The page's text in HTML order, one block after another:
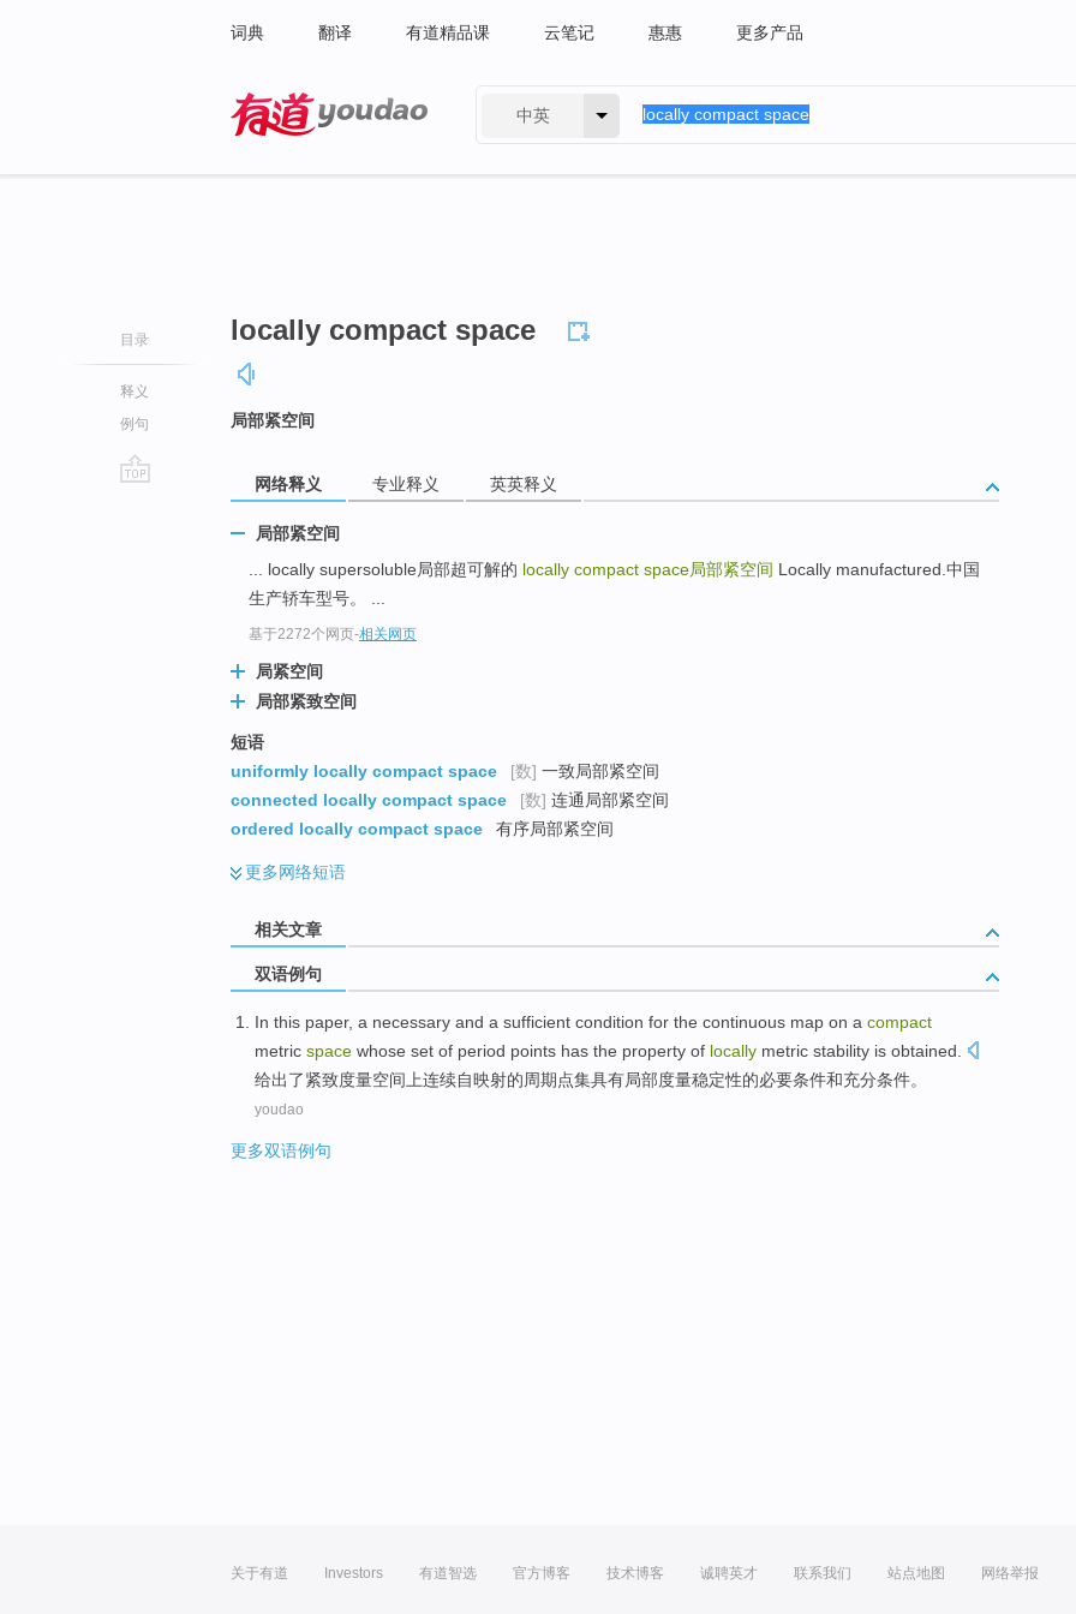
词典 翻译 有道精品课 云笔记 惠惠 更多产品
中英
目录
释义
例句
locally compact space
局部紧空间
网络释义 专业释义 英英释义
局部紧空间
... locally supersoluble局部超可解的 locally compact space局部紧空间 Locally manufactured.中国
生产轿车型号。 ...
基于2272个网页-相关网页
局紧空间
局部紧致空间
短语
uniformly locally compact space
[数] 一致局部紧空间
connected locally compact space
[数] 连通局部紧空间
ordered locally compact space
有序局部紧空间
更多网络短语
相关文章
双语例句
In this paper, a necessary and a sufficient condition for the continuous map on a compact
metric space whose set of period points has the property of locally metric stability is obtained.
给出了紧致度量空间 上连续自映射的周期点集具有局部度量稳定性的必要条件和充分条件。
youdao
更多双语例句
关于有道 Investors 有道智选 官方博客 技术博客 诚聘英才 联系我们 站点地图 网络举报